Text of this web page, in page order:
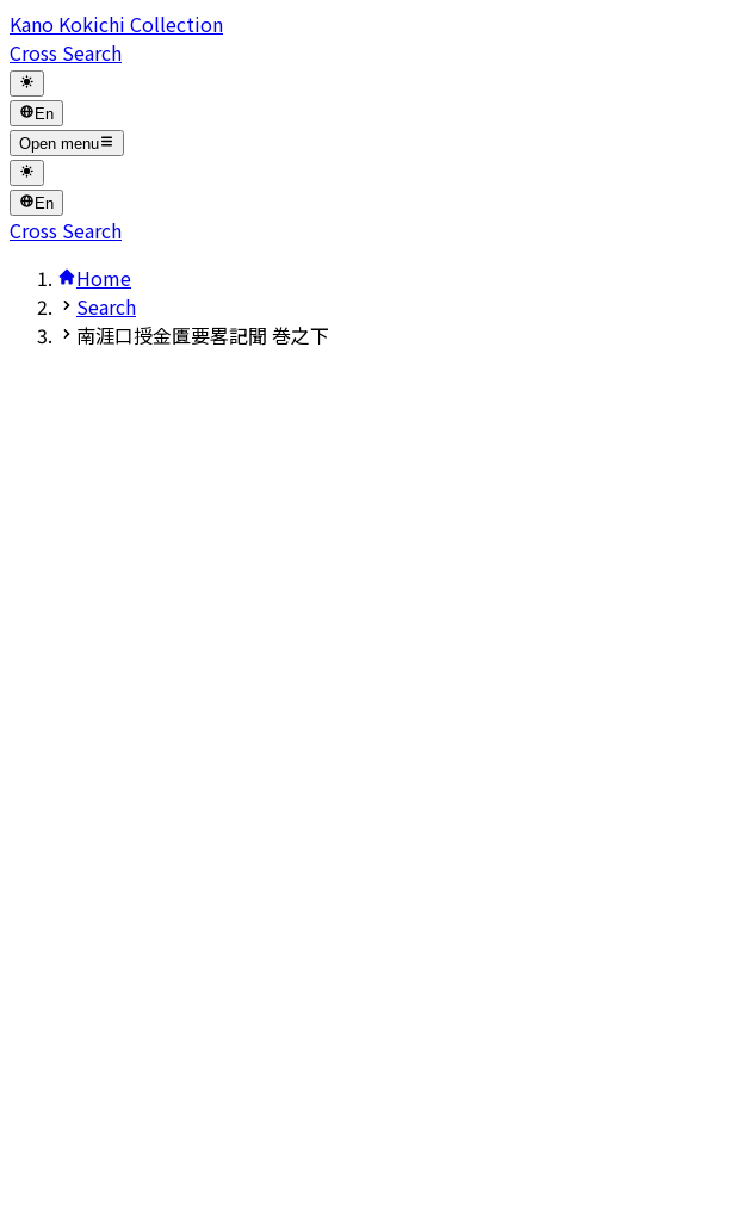
Kano Kokichi Collection
Cross Search
En
Open menu
En
Cross Search
Home
Search
南涯口授金匱要畧記聞 巻之下